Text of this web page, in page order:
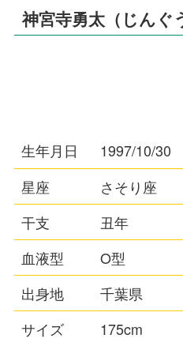
神宮寺勇太（じんぐ
生年月日
1997/10/30
星座
さそり座
干支
丑年
血液型
O型
出身地
千葉県
サイズ
175cm